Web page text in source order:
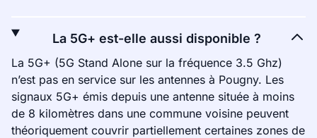
La 5G+ est-elle aussi disponible ?
La 5G+ (5G Stand Alone sur la fréquence 3.5 Ghz)
n’est pas en service sur les antennes à Pougny. Les
signaux 5G+ émis depuis une antenne située à moins
de 8 kilomètres dans une commune voisine peuvent
théoriquement couvrir partiellement certaines zones de